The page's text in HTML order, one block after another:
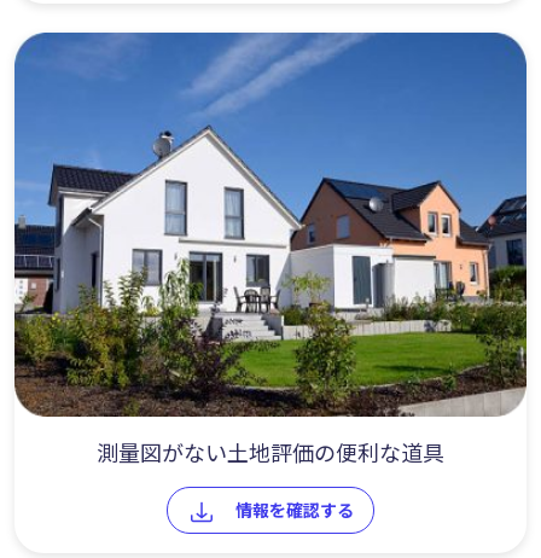
測量図がない土地評価の便利な道具
情報を確認する